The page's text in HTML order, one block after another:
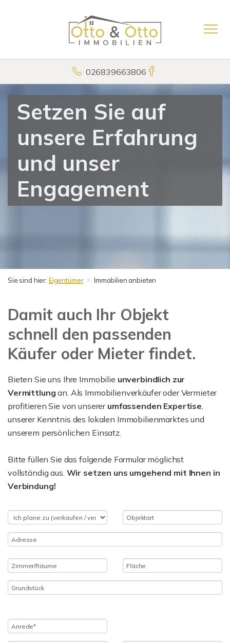
026839663806
Setzen Sie auf
unsere Erfahrung
und unser
Engagement
Sie sind hier: Eigentümer Immobilien anbieten
Damit auch Ihr Objekt
schnell den passenden
Käufer oder Mieter findet.
Bieten Sie uns Ihre Immobilie unverbindlich zur
Vermittlung an. Als Immobilienverkäufer oder Vermieter
profitieren Sie von unserer umfassenden Expertise,
unserer Kenntnis des lokalen Immobilienmarktes und
unserem persönlichen Einsatz.
Bitte füllen Sie das folgende Formular möglichst
vollständig aus. Wir setzen uns umgehend mit Ihnen in
Verbindung!